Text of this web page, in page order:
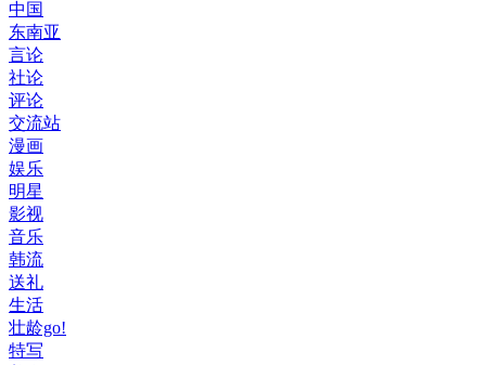
中国
东南亚
言论
社论
评论
交流站
漫画
娱乐
明星
影视
音乐
韩流
送礼
生活
壮龄go!
特写